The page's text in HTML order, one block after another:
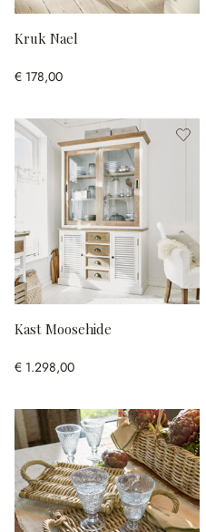
Kruk Nael
€ 178,00
Kast Moosehide
€ 1.298,00